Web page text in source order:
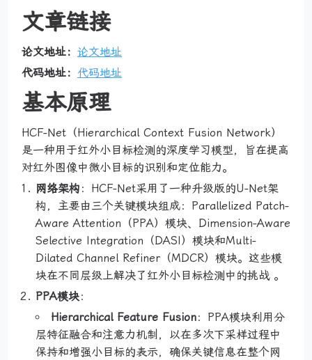
文章链接
论文地址： 论文地址
代码地址： 代码地址
基本原理
HCF-Net（Hierarchical Context Fusion Network）
是一种用于红外小目标检测的深度学习模型，旨在提高
对红外图像中微小目标的识别和定位能力。
网络架构 ：HCF-Net采用了一种升级版的U-Net架
构，主要由三个关键模块组成：Parallelized Patch-
Aware Attention（PPA）模块、Dimension-Aware
Selective Integration（DASI）模块和Multi-
Dilated Channel Refiner（MDCR）模块。这些模
块在不同层级上解决了红外小目标检测中的挑战 。
PPA模块：
Hierarchical Feature Fusion：PPA模块利用分
层特征融合和注意力机制，以在多次下采样过程中
保持和增强小目标的表示，确保关键信息在整个网